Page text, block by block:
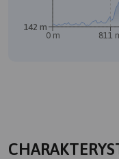
0 m 811
142 m